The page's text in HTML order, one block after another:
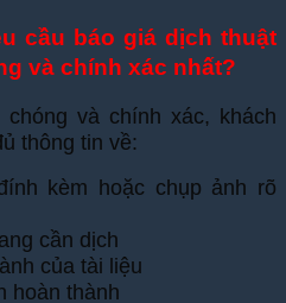
cầu báo giá dịch thuật
và chính xác nhất?
và chính xác, khách
thông tin về:
kèm hoặc chụp ảnh rõ
cần dịch
của tài liệu
hoàn thành